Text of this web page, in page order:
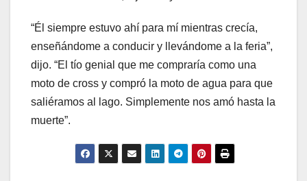
“Él siempre estuvo ahí para mí mientras crecía,
enseñándome a conducir y llevándome a la feria”,
dijo. “El tío genial que me compraría como una
moto de cross y compró la moto de agua para que
saliéramos al lago. Simplemente nos amó hasta la
muerte”.